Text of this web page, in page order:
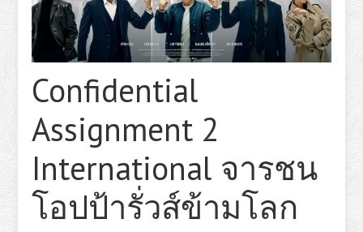
Confidential
Assignment 2
International จารชน
โอปป้ารั่วส์ข้ามโลก